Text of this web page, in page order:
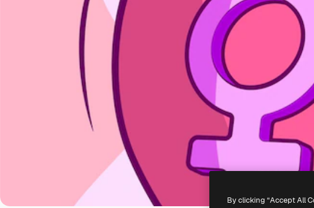
By clicking “Accept All